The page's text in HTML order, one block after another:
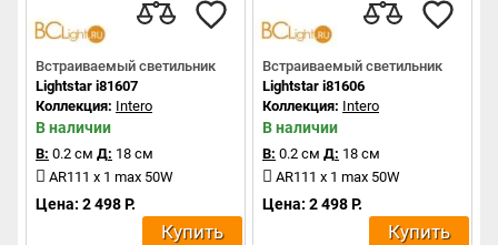
Встраиваемый светильник
Lightstar i81607
Коллекция: Intero
В наличии
В: 0.2 см Д: 18 см
AR111 x 1 max 50W
Цена: 2 498 Р.
Купить
Встраиваемый светильник
Lightstar i81606
Коллекция: Intero
В наличии
В: 0.2 см Д: 18 см
AR111 x 1 max 50W
Цена: 2 498 Р.
Купить